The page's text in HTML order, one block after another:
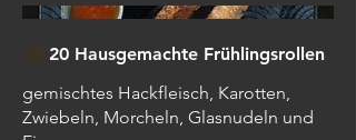
20 Hausgemachte Frühlingsrollen
gemischtes Hackfleisch, Karotten,
Zwiebeln, Morcheln, Glasnudeln und